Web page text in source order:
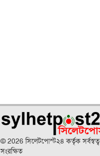
© 2026 সিলেটপোস্ট২৪ কর্তৃক সর্বস্বত্ব
সংরক্ষিত